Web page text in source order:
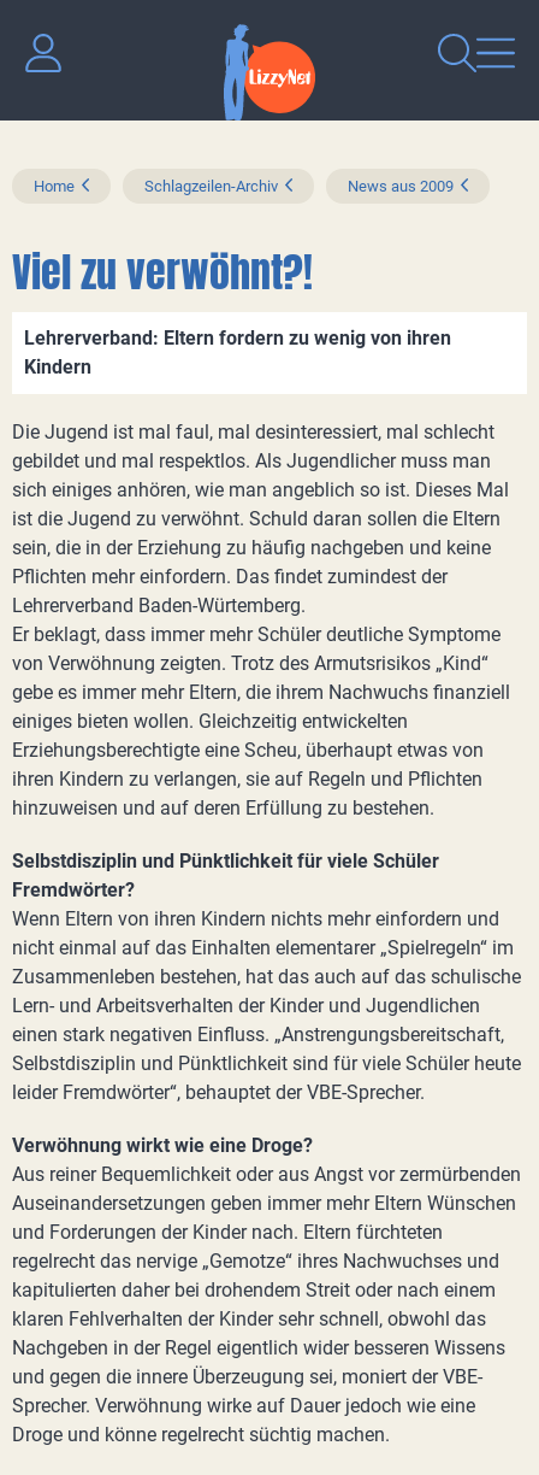
Home Schlagzeilen-Archiv News aus 2009
Viel zu verwöhnt?!
Lehrerverband: Eltern fordern zu wenig von ihren
Kindern
Die Jugend ist mal faul, mal desinteressiert, mal schlecht
gebildet und mal respektlos. Als Jugendlicher muss man
sich einiges anhören, wie man angeblich so ist. Dieses Mal
ist die Jugend zu verwöhnt. Schuld daran sollen die Eltern
sein, die in der Erziehung zu häufig nachgeben und keine
Pflichten mehr einfordern. Das findet zumindest der
Lehrerverband Baden-Würtemberg.
Er beklagt, dass immer mehr Schüler deutliche Symptome
von Verwöhnung zeigten. Trotz des Armutsrisikos „Kind“
gebe es immer mehr Eltern, die ihrem Nachwuchs finanziell
einiges bieten wollen. Gleichzeitig entwickelten
Erziehungsberechtigte eine Scheu, überhaupt etwas von
ihren Kindern zu verlangen, sie auf Regeln und Pflichten
hinzuweisen und auf deren Erfüllung zu bestehen.
Selbstdisziplin und Pünktlichkeit für viele Schüler
Fremdwörter?
Wenn Eltern von ihren Kindern nichts mehr einfordern und
nicht einmal auf das Einhalten elementarer „Spielregeln“ im
Zusammenleben bestehen, hat das auch auf das schulische
Lern- und Arbeitsverhalten der Kinder und Jugendlichen
einen stark negativen Einfluss. „Anstrengungsbereitschaft,
Selbstdisziplin und Pünktlichkeit sind für viele Schüler heute
leider Fremdwörter“, behauptet der VBE-Sprecher.
Verwöhnung wirkt wie eine Droge?
Aus reiner Bequemlichkeit oder aus Angst vor zermürbenden
Auseinandersetzungen geben immer mehr Eltern Wünschen
und Forderungen der Kinder nach. Eltern fürchteten
regelrecht das nervige „Gemotze“ ihres Nachwuchses und
kapitulierten daher bei drohendem Streit oder nach einem
klaren Fehlverhalten der Kinder sehr schnell, obwohl das
Nachgeben in der Regel eigentlich wider besseren Wissens
und gegen die innere Überzeugung sei, moniert der VBE-
Sprecher. Verwöhnung wirke auf Dauer jedoch wie eine
Droge und könne regelrecht süchtig machen.